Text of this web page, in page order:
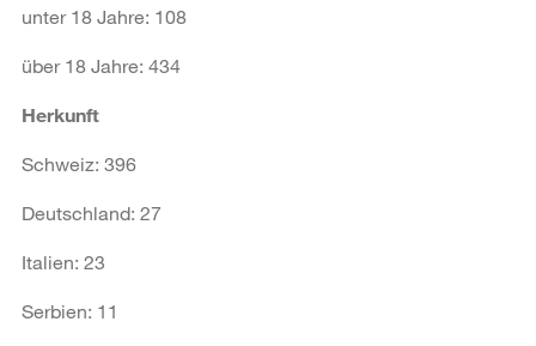
unter 18 Jahre: 108
über 18 Jahre: 434
Herkunft
Schweiz: 396
Deutschland: 27
Italien: 23
Serbien: 11